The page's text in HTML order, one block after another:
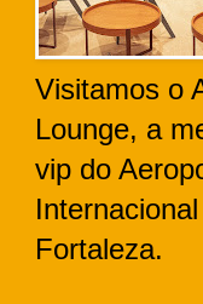
Visitamos o
Lounge, a
vip do
Fortaleza.